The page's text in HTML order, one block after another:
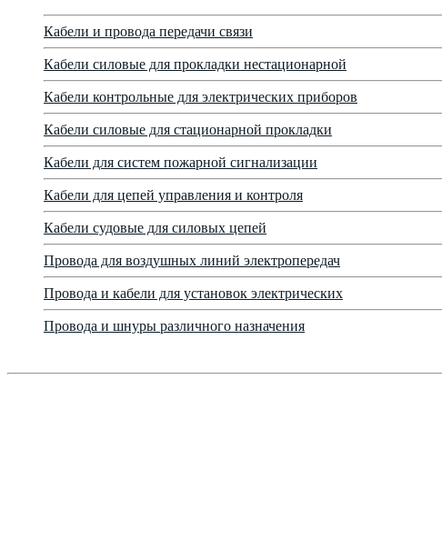
Кабели и провода передачи связи
Кабели силовые для прокладки нестационарной
Кабели контрольные для электрических приборов
Кабели силовые для стационарной прокладки
Кабели для систем пожарной сигнализации
Кабели для цепей управления и контроля
Кабели судовые для силовых цепей
Провода для воздушных линий электропередач
Провода и кабели для установок электрических
Провода и шнуры различного назначения